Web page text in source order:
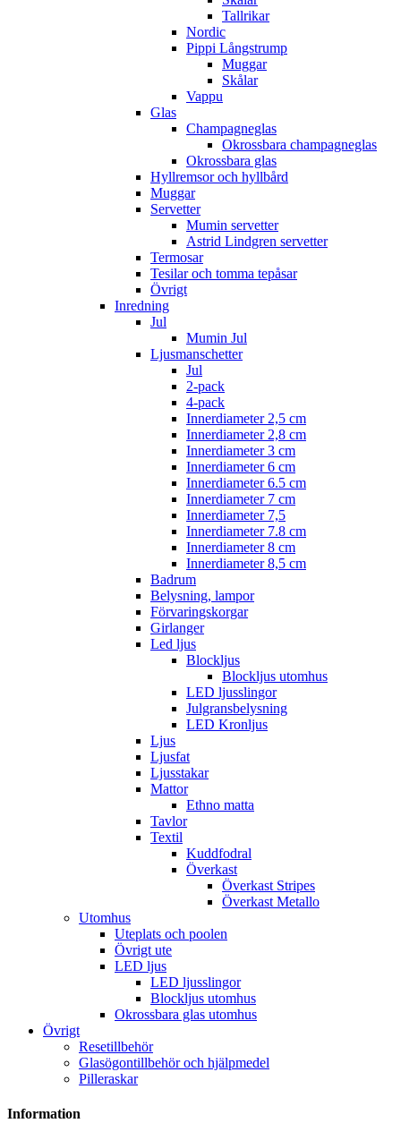
Tallrikar
Nordic
Pippi Långstrump
Muggar
Skålar
Vappu
Glas
Champagneglas
Okrossbara champagneglas
Okrossbara glas
Hyllremsor och hyllbård
Muggar
Servetter
Mumin servetter
Astrid Lindgren servetter
Termosar
Tesilar och tomma tepåsar
Övrigt
Inredning
Jul
Mumin Jul
Ljusmanschetter
Jul
2-pack
4-pack
Innerdiameter 2,5 cm
Innerdiameter 2,8 cm
Innerdiameter 3 cm
Innerdiameter 6 cm
Innerdiameter 6.5 cm
Innerdiameter 7 cm
Innerdiameter 7,5
Innerdiameter 7.8 cm
Innerdiameter 8 cm
Innerdiameter 8,5 cm
Badrum
Belysning, lampor
Förvaringskorgar
Girlanger
Led ljus
Blockljus
Blockljus utomhus
LED ljusslingor
Julgransbelysning
LED Kronljus
Ljus
Ljusfat
Ljusstakar
Mattor
Ethno matta
Tavlor
Textil
Kuddfodral
Överkast
Överkast Stripes
Överkast Metallo
Utomhus
Uteplats och poolen
Övrigt ute
LED ljus
LED ljusslingor
Blockljus utomhus
Okrossbara glas utomhus
Övrigt
Resetillbehör
Glasögontillbehör och hjälpmedel
Pilleraskar
Information